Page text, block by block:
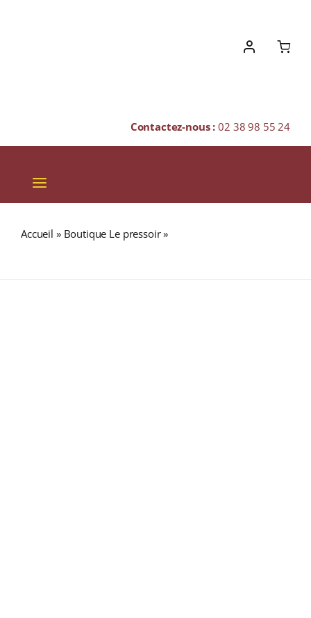
Contactez-nous :02 38 98 55 24
Toggle
Navigation
SPIRITUEUX
Accueil » Boutique Le pressoir»